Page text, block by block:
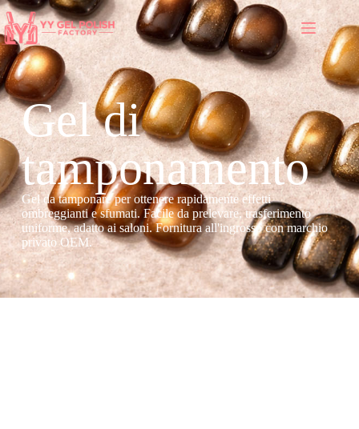
Gel di
tamponamento
Gel da tamponare per ottenere rapidamente effetti
ombreggianti e sfumati. Facile da prelevare, trasferimento
uniforme, adatto ai saloni. Fornitura all'ingrosso con marchio
privato OEM.